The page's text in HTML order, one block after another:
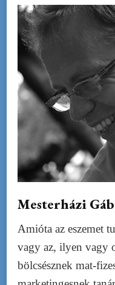
Mesterházi
Amióta az eszemet
vagy az, ilyen vagy
bölcsésznek mat-